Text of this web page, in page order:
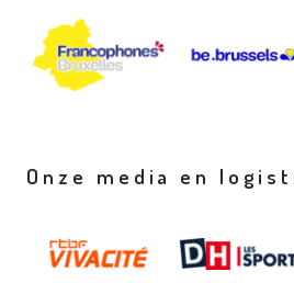
Onze media en